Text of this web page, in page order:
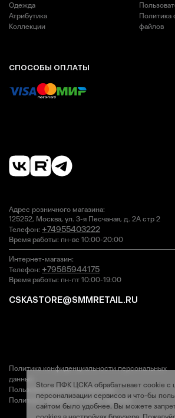
Одежда
Атрибутика
Коллекции
Политика
файлов
СПОСОБЫ ОПЛАТЫ
Адрес розничного магазина:
125252, Москва, ул. 3-я Песчаная, д. 2А стр 2
Телефон: +74955403222
Время работы: пн-вс 10:00-20:00
Интернет-магазин:
Телефон: +79585944175
Время работы: пн-пт 10:00-19:00
CSKASTORE@SMMRETAIL.RU
Политика конфиденциальности персональных
данных
Пользовательское соглашение
Политика обработки Cookie-файлов
Store ПФК ЦСКА обрабатывает cookie c
персонализации сервисов и что-бы
сайтом было удобнее. Вы можете